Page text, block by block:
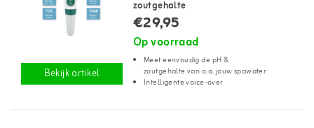
Bekijk artikel
zoutgehalte
€29,95
Op voorraad
Meet eenvoudig de pH &
zoutgehalte van o.a. jouw spawater
Intelligente voice-over